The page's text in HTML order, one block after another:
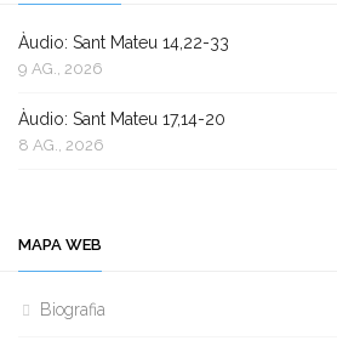
Àudio: Sant Mateu 14,22-33
9 AG., 2026
Àudio: Sant Mateu 17,14-20
8 AG., 2026
MAPA WEB
Biografia